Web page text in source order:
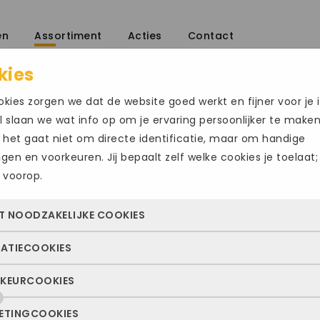
Assortiment Acties Contact
MIZUNO
€159.95
Maat
47
48.5
zorgen we dat de website goed werkt en fijner voor je
slaan we wat info op om je ervaring persoonlijker te
het gaat niet om directe identificatie, maar om handige
en voorkeuren. Jij bepaalt zelf welke cookies je toelaat;
NOODZAKELIJKE COOKIES
cookies zorgen ervoor dat de website überhaupt werkt. Ze
actief en kunnen niet worden uitgezet. Meestal worden
geplaatst als jij iets doet, zoals inloggen, een formulier
opslaan. Je kunt je browser zo instellen
cookies zien we hoe vaak onze site bezocht wordt, waar
vandaan komen en welke pagina’s populair zijn. Zo